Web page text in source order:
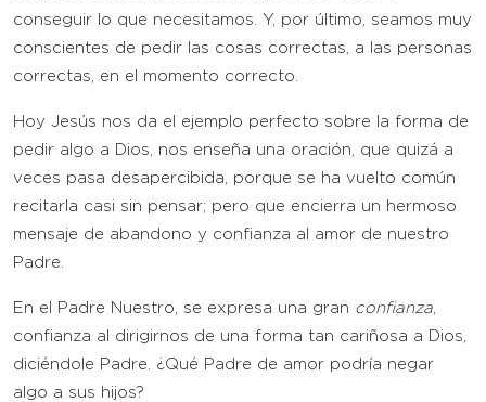
conseguir lo que necesitamos. Y, por último, seamos muy
conscientes de pedir las cosas correctas, a las personas
correctas, en el momento correcto.
Hoy Jesús nos da el ejemplo perfecto sobre la forma de
pedir algo a Dios, nos enseña una oración, que quizá a
veces pasa desapercibida, porque se ha vuelto común
recitarla casi sin pensar; pero que encierra un hermoso
mensaje de abandono y confianza al amor de nuestro
Padre.
En el Padre Nuestro, se expresa una gran confianza
confianza al dirigirnos de una forma tan cariñosa a Dios,
diciéndole Padre. ¿Qué Padre de amor podría negar
algo a sus hijos?